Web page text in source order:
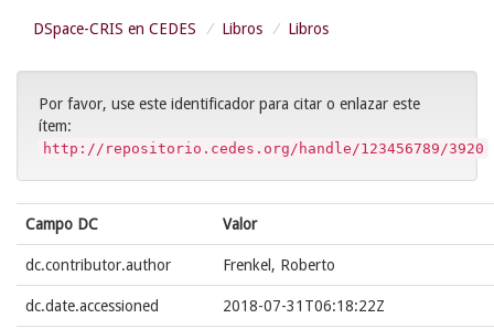
DSpace-CRIS en CEDES Libros Libros
Por favor, use este identificador para citar o enlazar este
ítem:
http://repositorio.cedes.org/handle/123456789/3920
Campo DC Valor
dc.contributor.author Frenkel, Roberto
dc.date.accessioned 2018-07-31T06:18:22Z